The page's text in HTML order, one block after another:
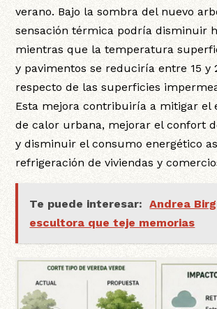
verano. Bajo la sombra del nuevo
sensación térmica podría disminuir
mientras que la temperatura
y pavimentos se reduciría entre 15 y
respecto de las superficies
Esta mejora contribuiría a mitigar el
de calor urbana, mejorar el confort
y disminuir el consumo energético
refrigeración de viviendas y
Te puede interesar:
Andrea
escultora que teje memorias